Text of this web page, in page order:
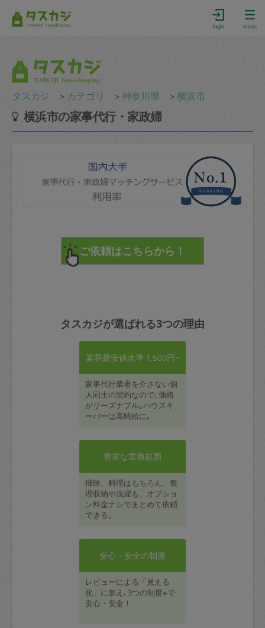
login menu
タスカジ ＞ カテゴリ ＞神奈川県 ＞横浜市
横浜市の家事代行・家政婦
タスカジが選ばれる3つの理由
業界最安値水準 1,500円~
家事代行業者を介さない個
人同士の契約なので､価格
がリーズナブル｡ハウスキ
ーパーは高時給に｡
豊富な業務範囲
掃除、料理はもちろん、整
理収納や洗濯も、オプショ
ン料金ナシでまとめて依頼
できる。
安心・安全の制度
レビューによる「見える
化」に加え､3つの制度※で
安心・安全！